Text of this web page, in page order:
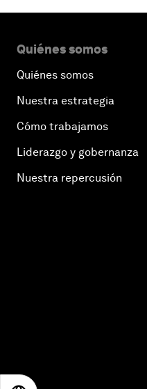
Quiénes somos
Quiénes somos
Nuestra estrategia
Cómo trabajamos
Liderazgo y gobernanza
Nuestra repercusión